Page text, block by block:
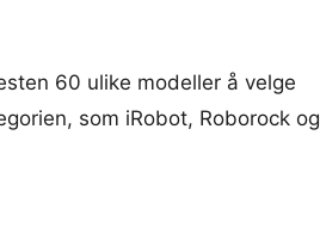
60 ulike modeller å velge
som iRobot, Roborock og